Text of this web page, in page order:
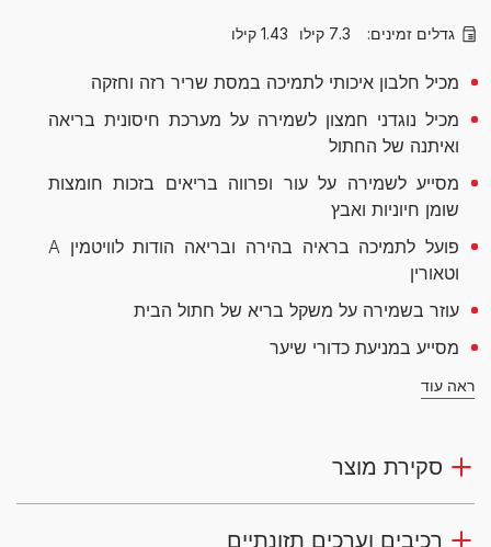
גדלים זמינים: 7.3 קילו 1.43 קילו
מכיל חלבון איכותי לתמיכה במסת שריר רזה וחזקה
מכיל נוגדני חמצון לשמירה על מערכת חיסונית בריאה
ואיתנה של החתול
מסייע לשמירה על עור ופרווה בריאים בזכות חומצות
שומן חיוניות ואבץ
פועל לתמיכה בראיה בהירה ובריאה הודות לוויטמין A
וטאורין
עוזר בשמירה על משקל בריא של חתול הבית
מסייע במניעת כדורי שיער
ראה עוד
סקירת מוצר
רכיבים וערכים תזונתיים